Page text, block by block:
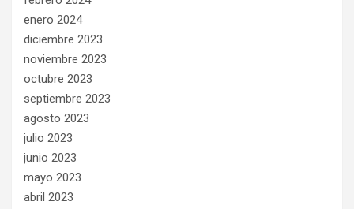
enero 2024
diciembre 2023
noviembre 2023
octubre 2023
septiembre 2023
agosto 2023
julio 2023
junio 2023
mayo 2023
abril 2023